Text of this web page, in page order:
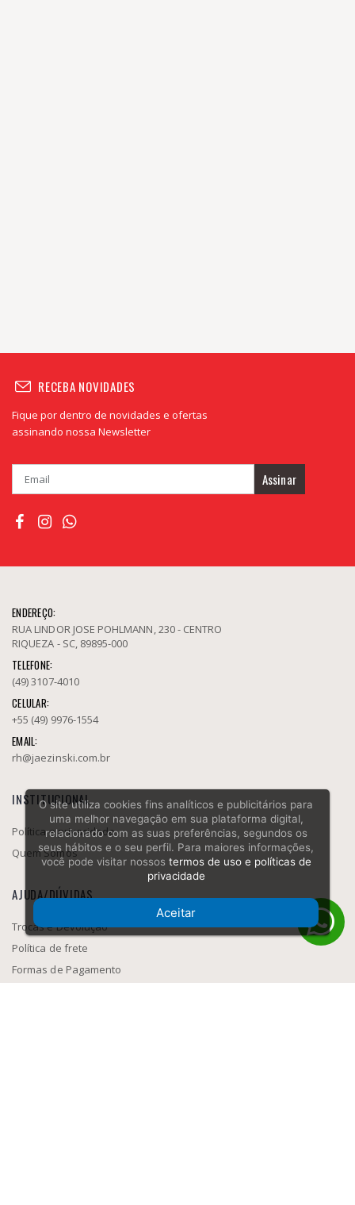
RECEBA NOVIDADES
Fique por dentro de novidades e ofertas
assinando nossa Newsletter
Assinar
ENDEREÇO:
RUA LINDOR JOSE POHLMANN, 230 - CENTRO
RIQUEZA - SC, 89895-000
TELEFONE:
(49) 3107-4010
CELULAR:
+55 (49) 9976-1554
EMAIL:
rh@jaezinski.com.br
INSTITUCIONAL
Política e privacidade
Quem Somos
AJUDA/DÚVIDAS
Trocas e Devolução
Política de frete
Formas de Pagamento
O site utiliza cookies fins analíticos e publicitários para
uma melhor navegação em sua plataforma digital,
relacionado com as suas preferências, segundos os
seus hábitos e o seu perfil. Para maiores informações,
você pode visitar nossos termos de uso e políticas de
privacidade
Aceitar